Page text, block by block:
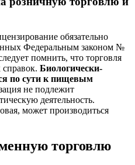
обязательно
Федеральным законом №
помнить, что торговля
Биологически-
по сути к пищевым
не подлежит
деятельность.
может производиться
торговлю